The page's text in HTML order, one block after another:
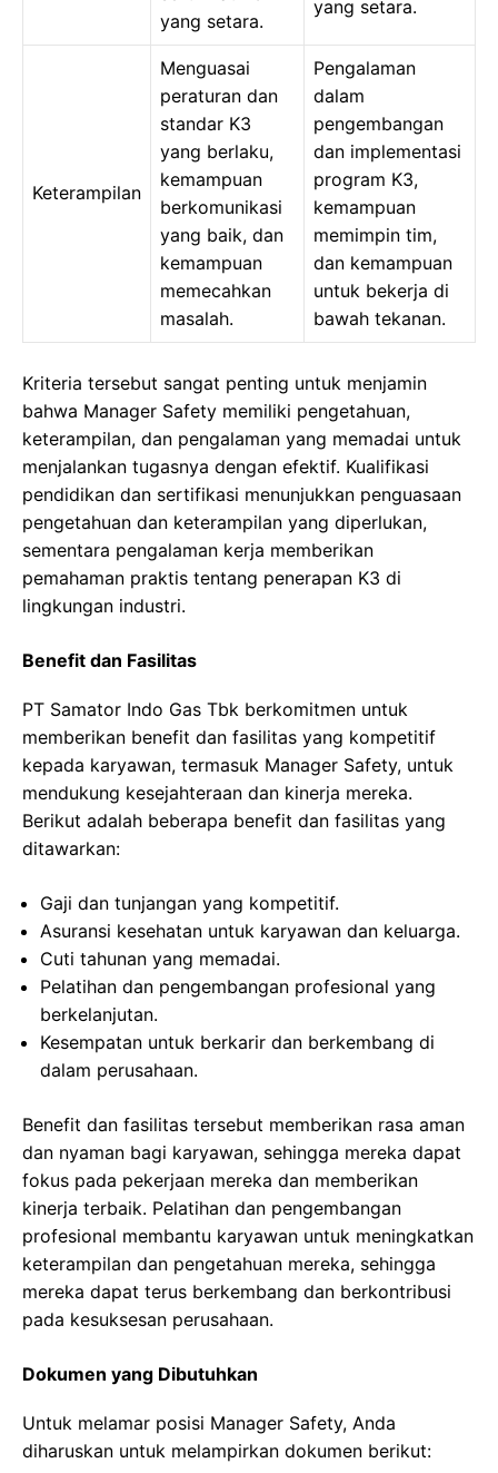
yang setara.
yang setara.
Keterampilan
Menguasai
peraturan dan
standar K3
yang berlaku,
kemampuan
berkomunikasi
yang baik, dan
kemampuan
memecahkan
masalah.
Pengalaman
dalam
pengembangan
dan implementasi
program K3,
kemampuan
memimpin tim,
dan kemampuan
untuk bekerja di
bawah tekanan.
Kriteria tersebut sangat penting untuk menjamin
bahwa Manager Safety memiliki pengetahuan,
keterampilan, dan pengalaman yang memadai untuk
menjalankan tugasnya dengan efektif. Kualifikasi
pendidikan dan sertifikasi menunjukkan penguasaan
pengetahuan dan keterampilan yang diperlukan,
sementara pengalaman kerja memberikan
pemahaman praktis tentang penerapan K3 di
lingkungan industri.
Benefit dan Fasilitas
PT Samator Indo Gas Tbk berkomitmen untuk
memberikan benefit dan fasilitas yang kompetitif
kepada karyawan, termasuk Manager Safety, untuk
mendukung kesejahteraan dan kinerja mereka.
Berikut adalah beberapa benefit dan fasilitas yang
ditawarkan:
Gaji dan tunjangan yang kompetitif.
Asuransi kesehatan untuk karyawan dan keluarga.
Cuti tahunan yang memadai.
Pelatihan dan pengembangan profesional yang
berkelanjutan.
Kesempatan untuk berkarir dan berkembang di
dalam perusahaan.
Benefit dan fasilitas tersebut memberikan rasa aman
dan nyaman bagi karyawan, sehingga mereka dapat
fokus pada pekerjaan mereka dan memberikan
kinerja terbaik. Pelatihan dan pengembangan
profesional membantu karyawan untuk meningkatkan
keterampilan dan pengetahuan mereka, sehingga
mereka dapat terus berkembang dan berkontribusi
pada kesuksesan perusahaan.
Dokumen yang Dibutuhkan
Untuk melamar posisi Manager Safety, Anda
diharuskan untuk melampirkan dokumen berikut: